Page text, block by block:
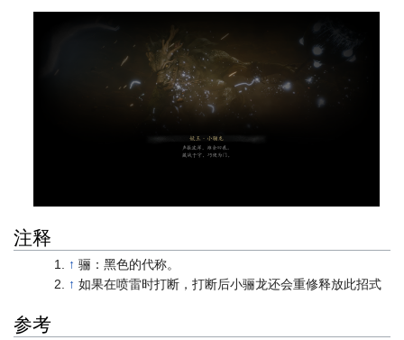
注释
↑ 骊：黑色的代称。
↑ 如果在喷雷时打断，打断后小骊龙还会重修释放此招式
参考